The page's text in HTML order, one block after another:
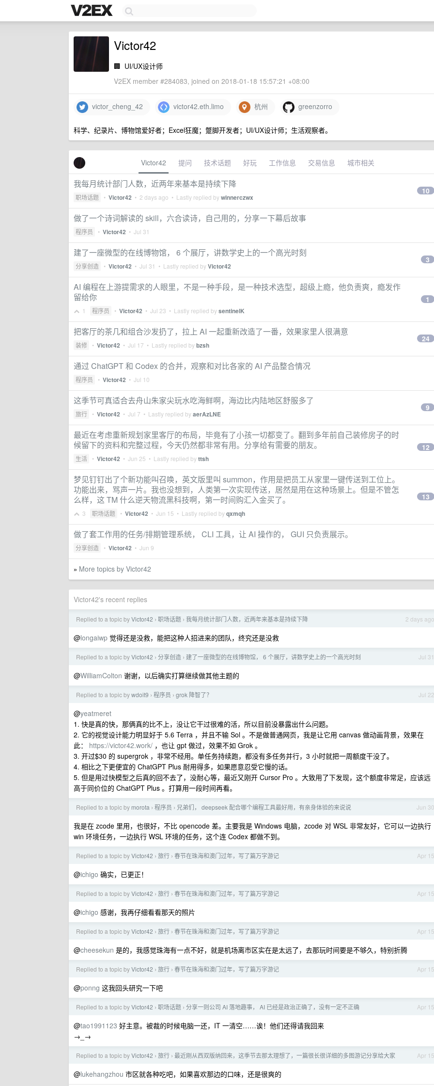
Victor42
🏢 UI/UX设计师
V2EX member #284083, joined on 2018-01-18 15:57:21 +08:00
victor_cheng_42 victor42.eth.limo 杭州 greenzorro
科学、纪录片、博物馆爱好者；Excel狂魔；蹩脚开发者；UI/UX设计师；生活观察者。
Victor42 提问 技术话题 好玩 工作信息 交易信息 城市相关
我每月统计部门人数，近两年来基本是持续下降
职场话题 • Victor42 • 2 days ago • Lastly replied bywinnerczwx
10
做了一个诗词解读的 skill，六合读诗，自己用的，分享一下幕后故事
程序员 • Victor42 • Jul 31
建了一座微型的在线博物馆， 6 个展厅，讲数学史上的一个高光时刻
分享创造 • Victor42 • Jul 31 • Lastly replied byVictor42
3
AI 编程在上游提需求的人眼里，不是一种手段，是一种技术选型，超级上瘾，他负责爽，瘾发作
留给你
1 程序员 • Victor42 • Jul 23 • Lastly replied bysentinelK
1
把客厅的茶几和组合沙发扔了，拉上 AI 一起重新改造了一番，效果家里人很满意
装修 • Victor42 • Jul 17 • Lastly replied bybzsh
24
通过 ChatGPT 和 Codex 的合并，观察和对比各家的 AI 产品整合情况
程序员 • Victor42 • Jul 10
这季节可真适合去舟山朱家尖玩水吃海鲜啊，海边比内陆地区舒服多了
旅行 • Victor42 • Jul 7 • Lastly replied byaerAzLNE
9
最近在考虑重新规划家里客厅的布局，毕竟有了小孩一切都变了。翻到多年前自己装修房子的时
候留下的资料和完整过程，今天仍然都非常有用。分享给有需要的朋友。
生活 • Victor42 • Jun 25 • Lastly replied byttsh
12
梦见钉钉出了个新功能叫召唤，英文版里叫 summon，作用是把员工从家里一键传送到工位上。
功能出来，骂声一片。我也没想到，人类第一次实现传送，居然是用在这种场景上。但是不管怎
么样，这 TM 什么逆天物流黑科技啊，第一时间购汇入金买了。
3 职场话题 • Victor42 • Jun 15 • Lastly replied byqxmqh
13
做了套工作用的任务/排期管理系统， CLI 工具，让 AI 操作的， GUI 只负责展示。
分享创造 • Victor42 • Jun 9
» More topics by Victor42
Victor42's recent replies
2 days ago
Replied to a topic byVictor42 › 职场话题 › 我每月统计部门人数，近两年来基本是持续下降
@longaiwp 觉得还是没救，能把这种人招进来的团队，终究还是没救
Jul 31
Replied to a topic byVictor42 › 分享创造 › 建了一座微型的在线博物馆， 6 个展厅，讲数学史上的一个高光时刻
@WilliamColton 谢谢，以后确实打算继续做其他主题的
Jul 22
Replied to a topic bywdoit9 › 程序员 › grok 降智了？
@yeatmeret
1. 快是真的快，那俩真的比不上，没让它干过很难的活，所以目前没暴露出什么问题。
2. 它的视觉设计能力明显好于 5.6 Terra ，并且不输 Sol 。不是做普通网页，我是让它用 canvas 做动画背景，效果在
此： https://victor42.work/ ，也让 gpt 做过，效果不如 Grok 。
3. 开过$30 的 supergrok ，非常不经用。单任务持续跑，都没有多任务并行，3 小时就把一周额度干没了。
4. 相比之下更便宜的 ChatGPT Plus 耐用得多，如果愿意忍受它慢的话。
5. 但是用过快模型之后真的回不去了，没耐心等，最近又刚开 Cursor Pro 。大致用了下发现，这个额度非常足，应该远
高于同价位的 ChatGPT Plus 。打算用一段时间再看。
Jun 30
Replied to a topic by morota › 程序员 › 兄弟们， deepseek 配合哪个编程工具最好用，有亲身体验的来说说
我是在 zcode 里用，也很好，不比 opencode 差。主要我是 Windows 电脑，zcode 对 WSL 非常友好，它可以一边执行
win 环境任务，一边执行 WSL 环境的任务，这个连 Codex 都做不到。
Apr 15
Replied to a topic byVictor42 › 旅行 › 春节在珠海和澳门过年，写了篇万字游记
@ichigo 确实，已更正！
Apr 15
Replied to a topic byVictor42 › 旅行 › 春节在珠海和澳门过年，写了篇万字游记
@ichigo 感谢，我再仔细看看那天的照片
Apr 15
Replied to a topic byVictor42 › 旅行 › 春节在珠海和澳门过年，写了篇万字游记
@cheesekun 是的，我感觉珠海有一点不好，就是机场离市区实在是太远了，去那玩时间要是不够久，特别折腾
Apr 15
Replied to a topic byVictor42 › 旅行 › 春节在珠海和澳门过年，写了篇万字游记
@ponng 这我回头研究一下吧
Apr 15
Replied to a topic byVictor42 › 职场话题 › 分享一则公司 AI 落地趣事， AI 已经是政治正确了，没有一定不正确
@tao1991123 好主意。被裁的时候电脑一还，IT 一清空……诶！他们还得请我回来
→_→
Apr 15
Replied to a topic byVictor42 › 旅行 › 最近刚从西双版纳回来，这季节去那太理想了，一篇很长很详细的多图游记分享给大家
@lukehangzhou 市区就各种吃吧，如果喜欢那边的口味，还是很爽的